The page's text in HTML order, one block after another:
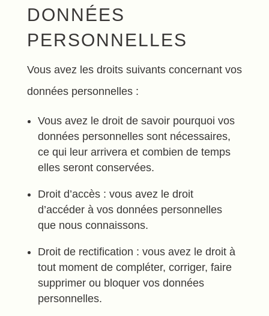
DONNÉES
PERSONNELLES
Vous avez les droits suivants concernant vos
données personnelles :
Vous avez le droit de savoir pourquoi vos
données personnelles sont nécessaires,
ce qui leur arrivera et combien de temps
elles seront conservées.
Droit d’accès : vous avez le droit
d’accéder à vos données personnelles
que nous connaissons.
Droit de rectification : vous avez le droit à
tout moment de compléter, corriger, faire
supprimer ou bloquer vos données
personnelles.